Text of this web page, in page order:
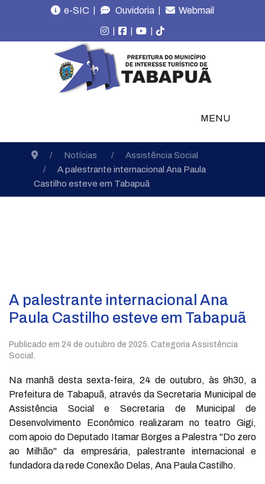
e-SIC | Ouvidoria | Webmail
| | |
MENU
Notícias
Assistência Social
A palestrante internacional Ana Paula
Castilho esteve em Tabapuã
A palestrante internacional Ana
Paula Castilho esteve em Tabapuã
Publicado em 24 de outubro de 2025 . Categoria Assistência
Social.
Na manhã desta sexta-feira, 24 de outubro, às 9h30, a
Prefeitura de Tabapuã, através da Secretaria Municipal de
Assistência Social e Secretaria de Municipal de
Desenvolvimento Econômico realizaram no teatro Gigi,
com apoio do Deputado Itamar Borges a Palestra "Do zero
ao Milhão" da empresária, palestrante internacional e
fundadora da rede Conexão Delas, Ana Paula Castilho.